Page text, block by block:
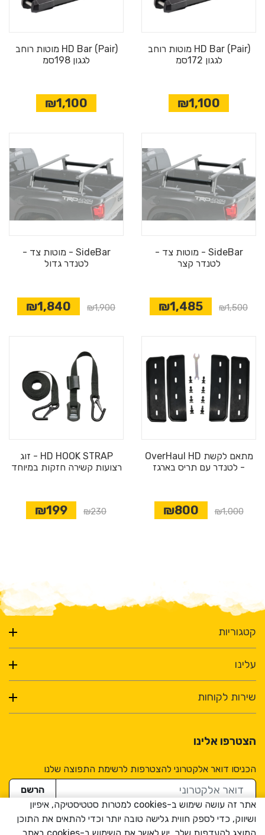
HD Bar (Pair) מוטות רוחב
לגגון 172סמ
₪1,100
HD Bar (Pair) מוטות רוחב
לגגון 198סמ
₪1,100
SideBar - מוטות צד -
לטנדר קצר
₪1,500
₪1,485
SideBar - מוטות צד -
לטנדר גדול
₪1,900
₪1,840
מתאם לקשת OverHaul HD
- לטנדר עם תריס בארגז
₪1,000
₪800
HD HOOK STRAP - זוג
רצועות קשירה חזקות במיוחד
₪230
₪199
קטגוריות
עלינו
שירות לקוחות
הצטרפו אלינו
הכניסו דואר אלקטרוני להצטרפות לרשימת התפוצה שלנו
דואר אלקטרוני
הרשם
אתר זה עושה שימוש ב-cookies למטרות סטטיסטיקה, איפיון
ושיווק, כדי לספק חווית גלישה טובה יותר וכדי להתאים את התוכן